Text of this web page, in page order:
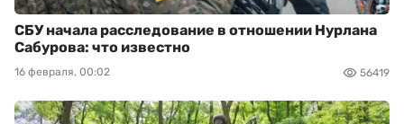
СБУ начала расследование в отношении Нурлана
Сабурова: что известно
16 февраля, 00:02 56419